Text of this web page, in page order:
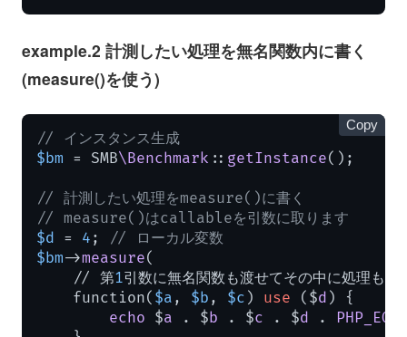
example.2 計測したい処理を無名関数内に書く
(measure()を使う)
// インスタンス生成
$bm = SMB\Benchmark :: getInstance();
// 計測したい処理をmeasure()に書く
// measure()はcallableを引数に取ります
$d = 4 ; // ローカル変数
$bm->measure(
    // 第
1引数に無名関数も渡せてその中に処理も書
    function(
$a , $b , $c ) use ($d ) {
echo $a . $b . $c . $d . PHP_EOL
Copy